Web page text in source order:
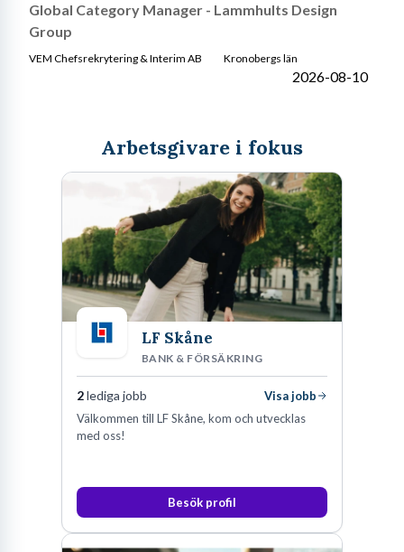
Global Category Manager - Lammhults Design
Group
VEM Chefsrekrytering & Interim AB Kronobergs län
2026-08-10
Arbetsgivare i fokus
LF Skåne
BANK & FÖRSÄKRING
2lediga jobb
Visa jobb
Välkommen till LF Skåne, kom och utvecklas
med oss!
Besök profil